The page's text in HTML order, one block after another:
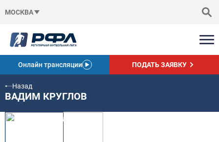
МОСКВА
Онлайн трансляции ПОДАТЬ ЗАЯВКУ
Назад
ВАДИМ КРУГЛОВ